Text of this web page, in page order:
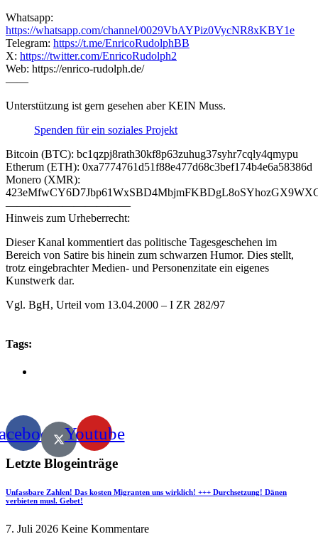
Whatsapp:
https://whatsapp.com/channel/0029VbAYPiz0VycNR8xKBY1e
Telegram: https://t.me/EnricoRudolphBB
X: https://twitter.com/EnricoRudolph2
Web: https://enrico-rudolph.de/
——
Unterstützung ist gern gesehen aber KEIN Muss.
Spenden für ein soziales Projekt
Bitcoin (BTC): bc1qzpj8rath30kf8p63zuhug37syhr7cqly4qmypu
Etherum (ETH): 0xa7774761d51f88e477d68c3bef174b4e6a58386d
Monero (XMR):
———————————
Hinweis zum Urheberrecht:
Dieser Kanal kommentiert das politische Tagesgeschehen im
Bereich von Satire bis hinein zum schwarzen Humor. Dies stellt,
trotz eingebrachter Medien- und Personenzitate ein eigenes
Kunstwerk dar.
Vgl. BgH, Urteil vom 13.04.2000 – I ZR 282/97
Tags:
Youtube
Letzte Blogeinträge
Unfassbare Zahlen! Das kosten Migranten uns wirklich! +++ Durchsetzung! Dänen
verbieten musl. Gebet!
7. Juli 2026 Keine Kommentare